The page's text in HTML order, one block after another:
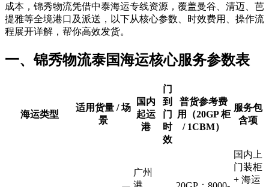
成本，锦秀物流凭借中泰海运专线资源，覆盖曼谷、清迈、芭
提雅等全境港口及派送，以下从核心参数、时效费用、操作流
程展开详解，帮你高效发货。
一、锦秀物流泰国海运核心服务参数表
海运类型
适用货量 / 场
景
国内
起运
港
门
到
门
时
效
普货参考费
用（20GP 柜
/ 1CBM）
服务包
含项
广州
港、
国内上
门装柜
+ 海运